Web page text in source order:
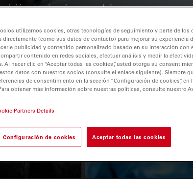
en cirugías complejas.
OCT
utilizamos cookies, otras tecnologías de seguimiento y parte de los
(como sus datos de contacto) para mejorar su experiencia
publicidad y contenido personalizado basado en su interacción con
contenido en redes sociales, efectuar análisis y medir la
Al hacer clic en “Aceptar todas las cookies”, usted otorga su
datos con nuestros socios (consulte el enlace siguiente). Siempre
de consentimiento en la sección “Configuración de cookies”, en
obtener más información sobre nuestras políticas, consulte nuestro
Partners Details
Configuración de cookies Aceptar todas las cookies